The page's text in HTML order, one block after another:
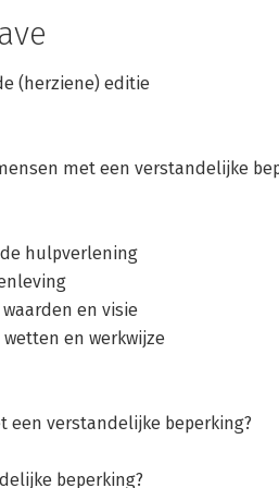
(herziene) editie
met een verstandelijke
hulpverlening
waarden en visie
wetten en werkwijze
een verstandelijke beperking?
beperking?